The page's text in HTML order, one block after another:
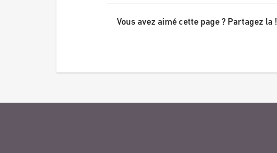
Vous avez aimé cette page ? Partagez la !